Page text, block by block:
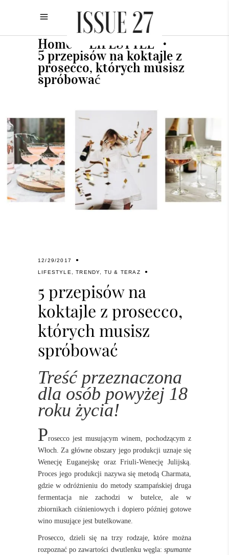
Home LIFESTYLE •
5 przepisów na koktajle z
prosecco, których musisz
spróbować
12/29/2017
LIFESTYLE,TRENDY, TU & TERAZ
5 przepisów na
koktajle z prosecco,
których musisz
spróbować
Treść przeznaczona
dla osób powyżej 18
roku życia!
Prosecco jest musującym winem, pochodzącym z
Włoch. Za główne obszary jego produkcji uznaje się
Wenecję Euganejskę oraz Friuli-Wenecję Julijską.
Proces jego produkcji nazywa się metodą Charmata,
gdzie w odróżnieniu do metody szampańskiej druga
fermentacja nie zachodzi w butelce, ale w
zbiornikach ciśnieniowych i dopiero później gotowe
wino musujące jest butelkowane.
Prosecco, dzieli się na trzy rodzaje, które można
rozpoznać po zawartości dwutlenku węgla: spumante